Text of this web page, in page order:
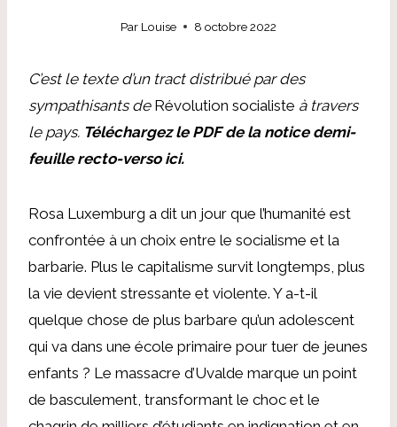
Par Louise 8 octobre 2022
C’est le texte d’un tract distribué par des
sympathisants de Révolution socialiste à travers
le pays. Téléchargez le PDF de la notice demi-
feuille recto-verso ici.
Rosa Luxemburg a dit un jour que l’humanité est
confrontée à un choix entre le socialisme et la
barbarie. Plus le capitalisme survit longtemps, plus
la vie devient stressante et violente. Y a-t-il
quelque chose de plus barbare qu’un adolescent
qui va dans une école primaire pour tuer de jeunes
enfants ? Le massacre d’Uvalde marque un point
de basculement, transformant le choc et le